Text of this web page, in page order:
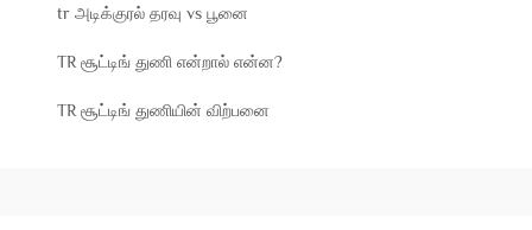
tr அடிக்குரல் தரவு vs பூனை
TR சூட்டிங் துணி என்றால் என்ன?
TR சூட்டிங் துணியின் விற்பனை